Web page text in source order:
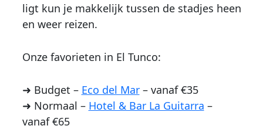
ligt kun je makkelijk tussen de stadjes heen
en weer reizen.
Onze favorieten in El Tunco:
➜ Budget – Eco del Mar– vanaf €35
➜ Normaal – Hotel & Bar La Guitarra –
vanaf €65